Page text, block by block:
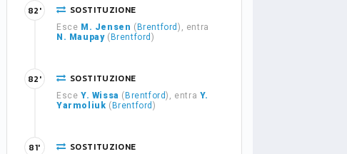
SOSTITUZIONE
Esce M. Jensen ( Brentford), entra
N. Maupay( Brentford)
82'
SOSTITUZIONE
Esce Y. Wissa ( Brentford), entra Y.
Yarmoliuk ( Brentford)
82'
SOSTITUZIONE
81'